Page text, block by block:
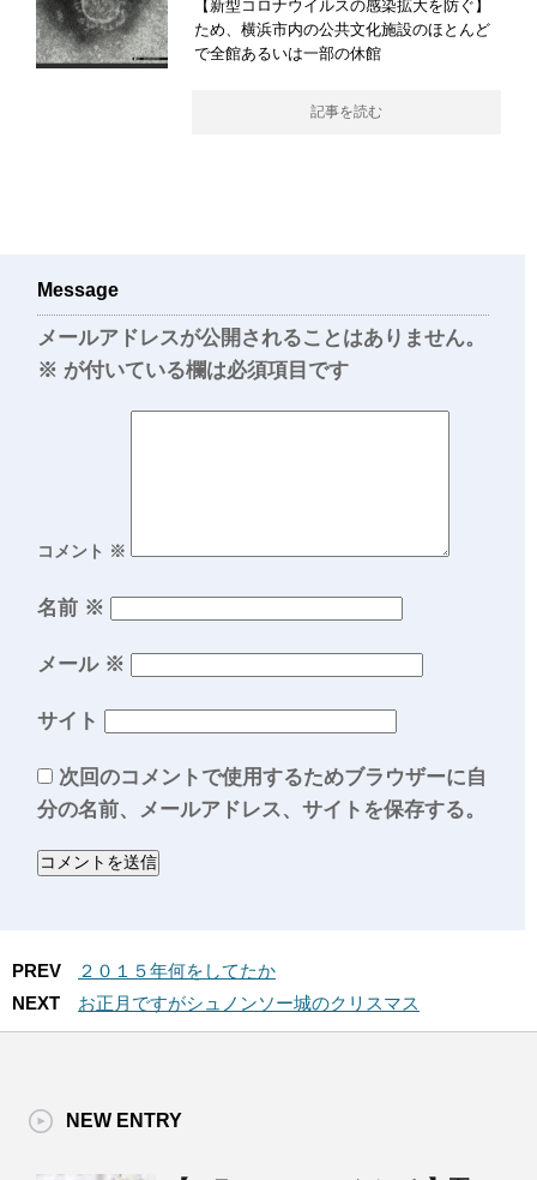
【新型コロナウイルスの感染拡大を防ぐ】
ため、横浜市内の公共文化施設のほとんど
で全館あるいは一部の休館
記事を読む
Message
メールアドレスが公開されることはありません。
※ が付いている欄は必須項目です
コメント ※
名前 ※
メール ※
サイト
次回のコメントで使用するためブラウザーに自
分の名前、メールアドレス、サイトを保存する。
PREV
２０１５年何をしてたか
NEXT
お正月ですがシュノンソー城のクリスマス
NEW ENTRY